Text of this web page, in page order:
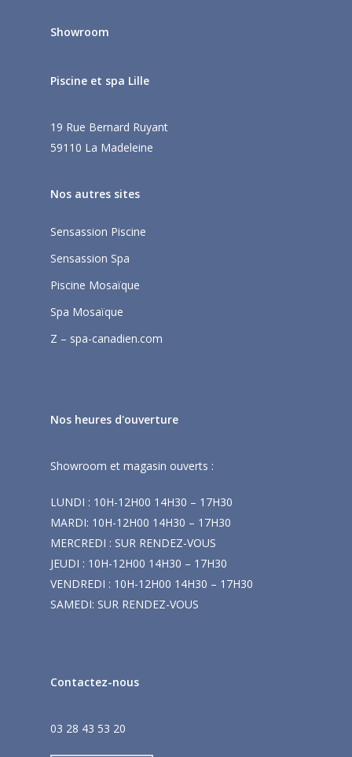
Showroom
Piscine et spa Lille
19 Rue Bernard Ruyant
59110 La Madeleine
Nos autres sites
Sensassion Piscine
Sensassion Spa
Piscine Mosaïque
Spa Mosaïque
Z – spa-canadien.com
Nos heures d'ouverture
Showroom et magasin ouverts :
LUNDI : 10H-12H00 14H30 – 17H30
MARDI: 10H-12H00 14H30 – 17H30
MERCREDI : SUR RENDEZ-VOUS
JEUDI : 10H-12H00 14H30 – 17H30
VENDREDI : 10H-12H00 14H30 – 17H30
SAMEDI: SUR RENDEZ-VOUS
Contactez-nous
03 28 43 53 20